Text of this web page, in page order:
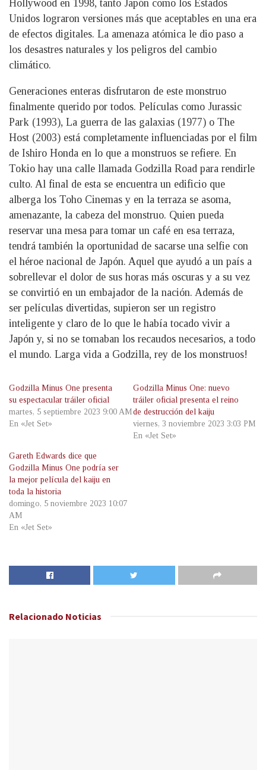
Hollywood en 1998, tanto Japón como los Estados
Unidos lograron versiones más que aceptables en una era
de efectos digitales. La amenaza atómica le dio paso a
los desastres naturales y los peligros del cambio
climático.
Generaciones enteras disfrutaron de este monstruo
finalmente querido por todos. Películas como Jurassic
Park (1993), La guerra de las galaxias (1977) o The
Host (2003) está completamente influenciadas por el film
de Ishiro Honda en lo que a monstruos se refiere. En
Tokio hay una calle llamada Godzilla Road para rendirle
culto. Al final de esta se encuentra un edificio que
alberga los Toho Cinemas y en la terraza se asoma,
amenazante, la cabeza del monstruo. Quien pueda
reservar una mesa para tomar un café en esa terraza,
tendrá también la oportunidad de sacarse una selfie con
el héroe nacional de Japón. Aquel que ayudó a un país a
sobrellevar el dolor de sus horas más oscuras y a su vez
se convirtió en un embajador de la nación. Además de
ser películas divertidas, supieron ser un registro
inteligente y claro de lo que le había tocado vivir a
Japón y, si no se tomaban los recaudos necesarios, a todo
el mundo. Larga vida a Godzilla, rey de los monstruos!
Godzilla Minus One presenta
su espectacular tráiler oficial
martes, 5 septiembre 2023 9:00 AM
En «Jet Set»
Godzilla Minus One: nuevo
tráiler oficial presenta el reino
de destrucción del kaiju
viernes, 3 noviembre 2023 3:03 PM
En «Jet Set»
Gareth Edwards dice que
Godzilla Minus One podría ser
la mejor película del kaiju en
toda la historia
domingo, 5 noviembre 2023 10:07
AM
En «Jet Set»
Relacionado Noticias